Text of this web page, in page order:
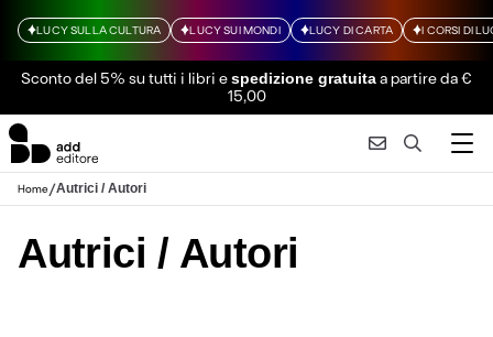
LUCY SULLA CULTURA LUCY SUI MONDI LUCY DI CARTA I CORSI DI
Sconto del 5% su tutti i libri espedizione gratuitaa partire da €
15,00
Home/Autrici / Autori
Autrici / Autori